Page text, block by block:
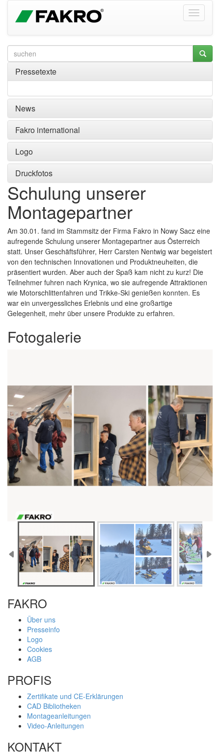
Pressetexte
News
Fakro international
Logo
Druckfotos
Schulung unserer
Montagepartner
Am 30.01. fand im Stammsitz der Firma Fakro in Nowy Sacz eine
aufregende Schulung unserer Montagepartner aus Österreich
statt. Unser Geschäftsführer, Herr Carsten Nentwig war begeistert
von den technischen Innovationen und Produktneuheiten, die
präsentiert wurden. Aber auch der Spaß kam nicht zu kurz! Die
Teilnehmer fuhren nach Krynica, wo sie aufregende Attraktionen
wie Motorschlittenfahren und Trikke-Ski genießen konnten. Es
war ein unvergessliches Erlebnis und eine großartige
Gelegenheit, mehr über unsere Produkte zu erfahren.
Fotogalerie
FAKRO
Über uns
Presseinfo
Logo
Cookies
AGB
PROFIS
Zertifikate und CE-Erklärungen
CAD Bibliotheken
Montageanleitungen
Video-Anleitungen
KONTAKT